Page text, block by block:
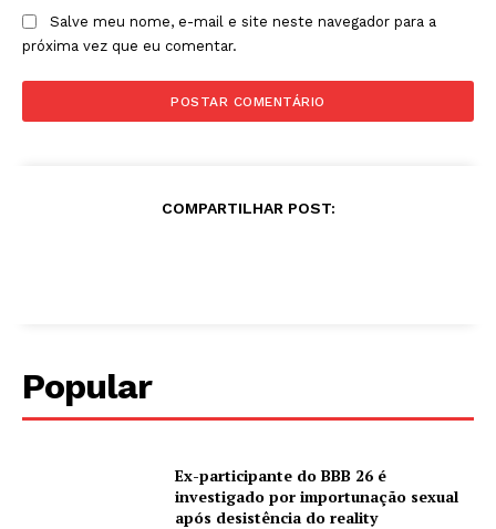
Salve meu nome, e-mail e site neste navegador para a
próxima vez que eu comentar.
COMPARTILHAR POST:
Popular
Ex-participante do BBB 26 é
investigado por importunação sexual
após desistência do reality